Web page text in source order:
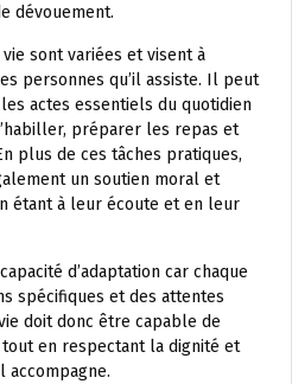
dévouement.
vie sont variées et visent à
personnes qu’il assiste. Il peut
actes essentiels du quotidien
préparer les repas et
plus de ces tâches pratiques,
un soutien moral et
étant à leur écoute et en leur
d’adaptation car chaque
spécifiques et des attentes
doit donc être capable de
tout en respectant la dignité et
accompagne.